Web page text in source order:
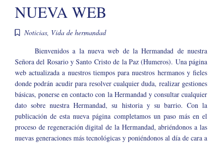
NUEVA WEB
Noticias Vida de hermandad
Bienvenidos a la nueva web de la Hermandad de nuestra
Señora del Rosario y Santo Cristo de la Paz (Humeros). Una página
web actualizada a nuestros tiempos para nuestros hermanos y fieles
donde podrán acudir para resolver cualquier duda, realizar gestiones
básicas, ponerse en contacto con la Hermandad y consultar cualquier
dato sobre nuestra Hermandad, su historia y su barrio. Con la
publicación de esta nueva página completamos un paso más en el
proceso de regeneración digital de la Hermandad, abriéndonos a las
nuevas generaciones más tecnológicas y poniéndonos al día de cara a